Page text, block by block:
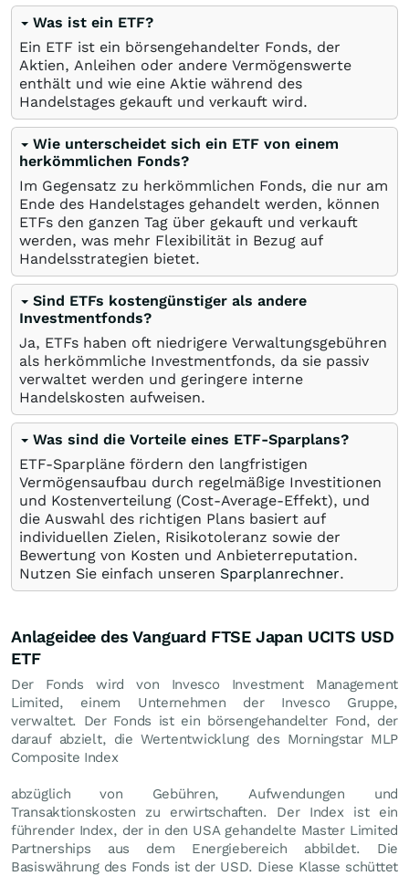
Was ist ein ETF?
Ein ETF ist ein börsengehandelter Fonds, der
Aktien, Anleihen oder andere Vermögenswerte
enthält und wie eine Aktie während des
Handelstages gekauft und verkauft wird.
Wie unterscheidet sich ein ETF von einem
herkömmlichen Fonds?
Im Gegensatz zu herkömmlichen Fonds, die nur am
Ende des Handelstages gehandelt werden, können
ETFs den ganzen Tag über gekauft und verkauft
werden, was mehr Flexibilität in Bezug auf
Handelsstrategien bietet.
Sind ETFs kostengünstiger als andere
Investmentfonds?
Ja, ETFs haben oft niedrigere Verwaltungsgebühren
als herkömmliche Investmentfonds, da sie passiv
verwaltet werden und geringere interne
Handelskosten aufweisen.
Was sind die Vorteile eines ETF-Sparplans?
ETF-Sparpläne fördern den langfristigen
Vermögensaufbau durch regelmäßige Investitionen
und Kostenverteilung (Cost-Average-Effekt), und
die Auswahl des richtigen Plans basiert auf
individuellen Zielen, Risikotoleranz sowie der
Bewertung von Kosten und Anbieterreputation.
Nutzen Sie einfach unseren Sparplanrechner.
Anlageidee des Vanguard FTSE Japan UCITS USD
ETF
Der Fonds wird von Invesco Investment Management
Limited, einem Unternehmen der Invesco Gruppe,
verwaltet. Der Fonds ist ein börsengehandelter Fond, der
darauf abzielt, die Wertentwicklung des Morningstar MLP
Composite Index
abzüglich von Gebühren, Aufwendungen und
Transaktionskosten zu erwirtschaften. Der Index ist ein
führender Index, der in den USA gehandelte Master Limited
Partnerships aus dem Energiebereich abbildet. Die
Basiswährung des Fonds ist der USD. Diese Klasse schüttet